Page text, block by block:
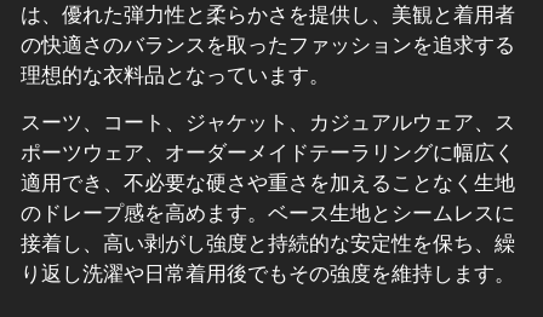
は、優れた弾力性と柔らかさを提供し、美観と着用者
の快適さのバランスを取ったファッションを追求する
理想的な衣料品となっています。
スーツ、コート、ジャケット、カジュアルウェア、ス
ポーツウェア、オーダーメイドテーラリングに幅広く
適用でき、不必要な硬さや重さを加えることなく生地
のドレープ感を高めます。ベース生地とシームレスに
接着し、高い剥がし強度と持続的な安定性を保ち、繰
り返し洗濯や日常着用後でもその強度を維持します。